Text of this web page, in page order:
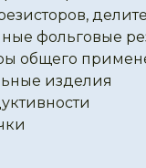
фольговые
общего
изделия